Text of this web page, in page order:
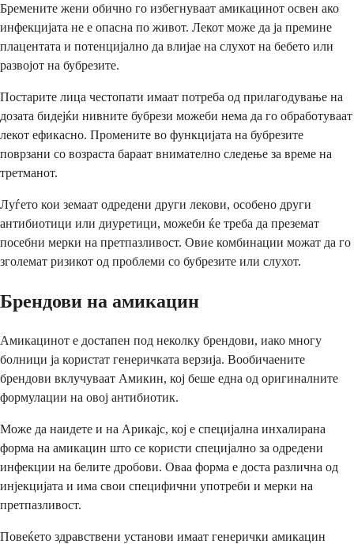
Бремените жени обично го избегнуваат амикацинот освен ако
инфекцијата не е опасна по живот. Лекот може да ја премине
плацентата и потенцијално да влијае на слухот на бебето или
развојот на бубрезите.
Постарите лица честопати имаат потреба од прилагодување на
дозата бидејќи нивните бубрези можеби нема да го обработуваат
лекот ефикасно. Промените во функцијата на бубрезите
поврзани со возраста бараат внимателно следење за време на
третманот.
Луѓето кои земаат одредени други лекови, особено други
антибиотици или диуретици, можеби ќе треба да преземат
посебни мерки на претпазливост. Овие комбинации можат да го
зголемат ризикот од проблеми со бубрезите или слухот.
Брендови на амикацин
Амикацинот е достапен под неколку брендови, иако многу
болници ја користат генеричката верзија. Вообичаените
брендови вклучуваат Амикин, кој беше една од оригиналните
формулации на овој антибиотик.
Може да наидете и на Арикајс, кој е специјална инхалирана
форма на амикацин што се користи специјално за одредени
инфекции на белите дробови. Оваа форма е доста различна од
инјекцијата и има свои специфични употреби и мерки на
претпазливост.
Повеќето здравствени установи имаат генерички амикацин